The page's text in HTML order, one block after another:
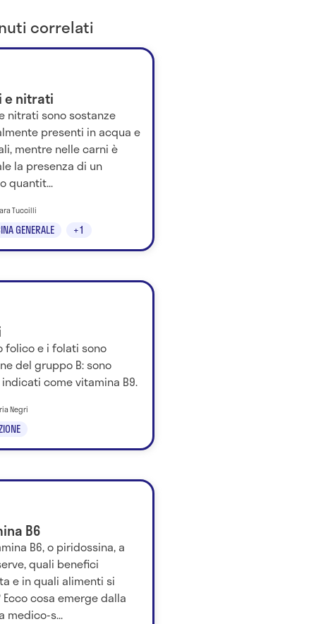
correlati
e nitrati
nitrati sono sostanze
presenti in acqua e
mentre nelle carni è
la presenza di un
quantit...
GENERALE +1
Tuccilli
folico e i folati sono
del gruppo B: sono
come vitamina B9.
Negri
B6
B6, o piridossina, a
quali benefici
e in quali alimenti si
cosa emerge dalla
medico-s...